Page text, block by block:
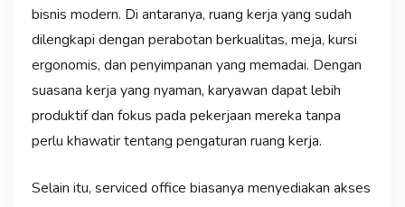
bisnis modern. Di antaranya, ruang kerja yang sudah
dilengkapi dengan perabotan berkualitas, meja, kursi
ergonomis, dan penyimpanan yang memadai. Dengan
suasana kerja yang nyaman, karyawan dapat lebih
produktif dan fokus pada pekerjaan mereka tanpa
perlu khawatir tentang pengaturan ruang kerja.
Selain itu, serviced office biasanya menyediakan akses